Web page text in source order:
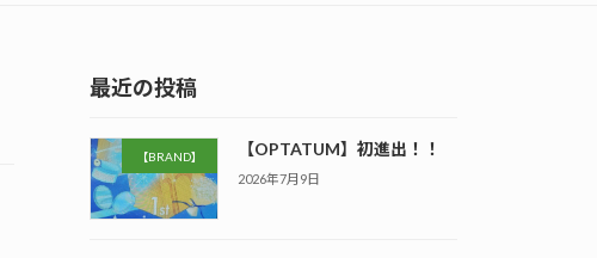
最近の投稿
【BRAND】 【OPTATUM】初進出！！
2026年7月9日